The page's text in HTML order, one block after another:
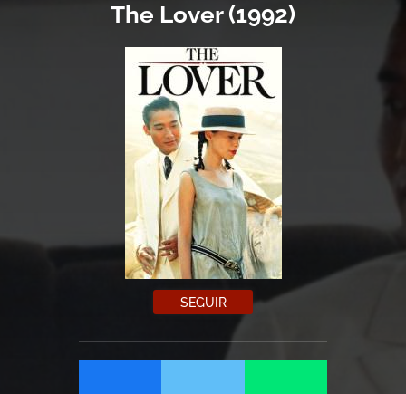
The Lover (1992)
SEGUIR